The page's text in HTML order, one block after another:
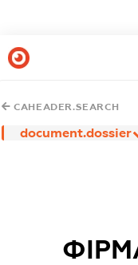
CAHEADER.SEARCH
document.dossier